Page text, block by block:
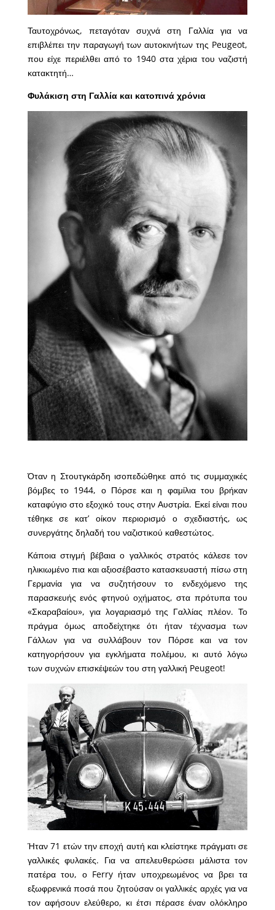
Ταυτοχρόνως, πεταγόταν συχνά στη Γαλλία για να
επιβλέπει την παραγωγή των αυτοκινήτων της Peugeot,
που είχε περιέλθει από το 1940 στα χέρια του ναζιστή
κατακτητή…
Φυλάκιση στη Γαλλία και κατοπινά χρόνια
Όταν η Στουτγκάρδη ισοπεδώθηκε από τις συμμαχικές
βόμβες το 1944, ο Πόρσε και η φαμίλια του βρήκαν
καταφύγιο στο εξοχικό τους στην Αυστρία. Εκεί είναι που
τέθηκε σε κατ’ οίκον περιορισμό ο σχεδιαστής, ως
συνεργάτης δηλαδή του ναζιστικού καθεστώτος.
Κάποια στιγμή βέβαια ο γαλλικός στρατός κάλεσε τον
ηλικιωμένο πια και αξιοσέβαστο κατασκευαστή πίσω στη
Γερμανία για να συζητήσουν το ενδεχόμενο της
παρασκευής ενός φτηνού οχήματος, στα πρότυπα του
«Σκαραβαίου», για λογαριασμό της Γαλλίας πλέον. Το
πράγμα όμως αποδείχτηκε ότι ήταν τέχνασμα των
Γάλλων για να συλλάβουν τον Πόρσε και να τον
κατηγορήσουν για εγκλήματα πολέμου, κι αυτό λόγω
των συχνών επισκέψεών του στη γαλλική Peugeot!
Ήταν 71 ετών την εποχή αυτή και κλείστηκε πράγματι σε
γαλλικές φυλακές. Για να απελευθερώσει μάλιστα τον
πατέρα του, ο Ferry ήταν υποχρεωμένος να βρει τα
εξωφρενικά ποσά που ζητούσαν οι γαλλικές αρχές για να
τον αφήσουν ελεύθερο, κι έτσι πέρασε έναν ολόκληρο